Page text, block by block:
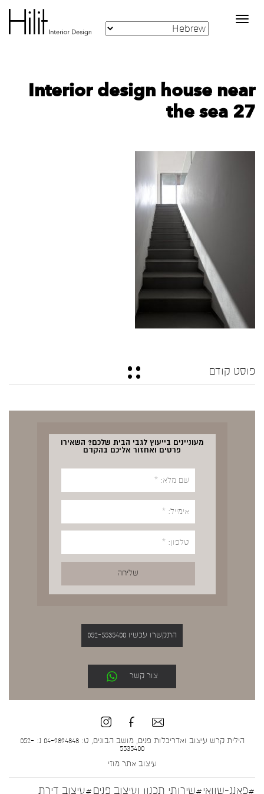
Toggle
navigation
Interior design house near
the sea 27
פוסט קודם
מעוניינים בייעוץ לגבי הבית שלכם? השאירו
פרטים ואחזור אליכם בהקדם
התקשרו עכשיו 052-5535400
צור קשר
הילית קרש עיצוב ואדריכלות פנים, מושב הבונים, ט: 04-9894848 נ: 052-
5535400
עיצוב אתר מוזי
#פאנג-שוואי#שירותי תכנון ועיצוב פנים#עיצוב דירת